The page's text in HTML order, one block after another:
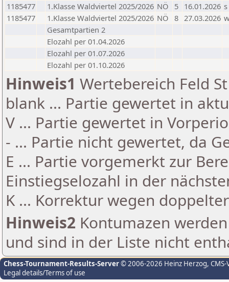
1185477
1.Klasse Waldviertel 2025/2026 NÖ 5 16.01.2026 s
1185477
1.Klasse Waldviertel 2025/2026 NÖ 8 27.03.2026
Gesamtpartien 2
Elozahl per 01.04.2026
Elozahl per 01.07.2026
Elozahl per 01.10.2026
Hinweis1 Wertebereich Feld
blank ... Partie gewertet in
V ... Partie gewertet in
- ... Partie nicht gewertet, da
E ... Partie vorgemerkt zur
Einstiegselozahl in der
K ... Korrektur wegen
Hinweis2 Kontumazen
und sind in der Liste nicht
Chess-Tournament-Results-Server© 2006-2026 Heinz Herzog,
Legal details/Terms of use